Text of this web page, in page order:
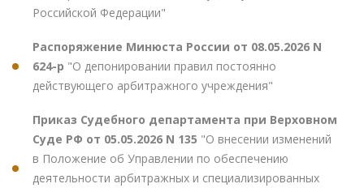
Российской Федерации"
Распоряжение Минюста России от 08.05.2026 N
624-р "О депонировании правил постоянно
действующего арбитражного учреждения"
Приказ Судебного департамента при Верховном
Суде РФ от 05.05.2026 N 135 "О внесении изменений
в Положение об Управлении по обеспечению
деятельности арбитражных и специализированных